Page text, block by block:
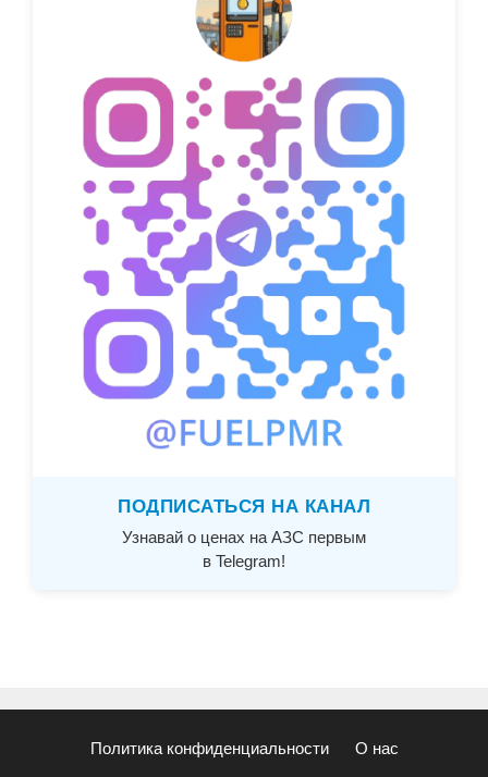
ПОДПИСАТЬСЯ НА КАНАЛ
Узнавай о ценах на АЗС первым
в Telegram!
Политика конфиденциальности О нас